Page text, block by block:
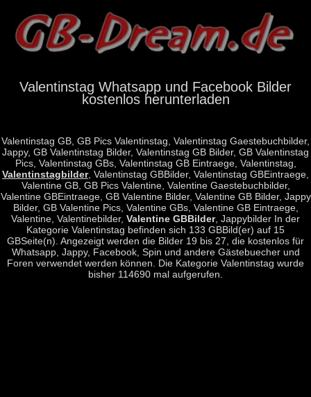
Valentinstag Whatsapp und Facebook Bilder
kostenlos herunterladen
Valentinstag GB, GB Pics Valentinstag, Valentinstag Gaestebuchbilder,
Jappy, GB Valentinstag Bilder, Valentinstag GB Bilder, GB Valentinstag
Pics, Valentinstag GBs, Valentinstag GB Eintraege, Valentinstag,
Valentinstagbilder, Valentinstag GBBilder, Valentinstag GBEintraege,
Valentine GB, GB Pics Valentine, Valentine Gaestebuchbilder,
Valentine GBEintraege, GB Valentine Bilder, Valentine GB Bilder, Jappy
Bilder, GB Valentine Pics, Valentine GBs, Valentine GB Eintraege,
Valentine, Valentinebilder, Valentine GBBilder, Jappybilder In der
Kategorie Valentinstag befinden sich 133 GBBild(er) auf 15
GBSeite(n). Angezeigt werden die Bilder 19 bis 27, die kostenlos für
Whatsapp, Jappy, Facebook, Spin und andere Gästebuecher und
Foren verwendet werden können. Die Kategorie Valentinstag wurde
bisher 114690 mal aufgerufen.